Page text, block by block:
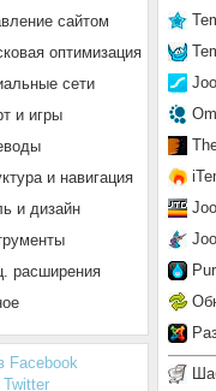
сайтом
оптимизация
сети
и игры
и навигация
и дизайн
расширения
Facebook